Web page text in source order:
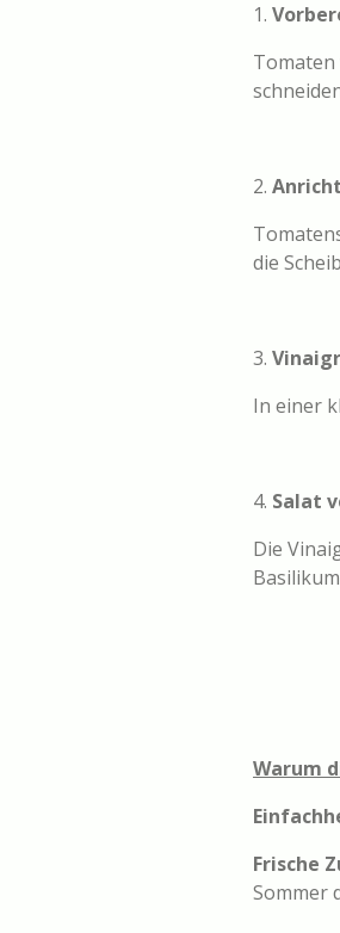
1.
Tomaten
2.
die
3.
In einer
4. Salat
Die
Warum
Frische
Sommer